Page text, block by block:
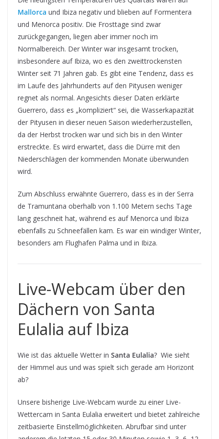
Mallorca und Ibiza negativ und blieben auf Formentera
und Menorca positiv. Die Frosttage sind zwar
zurückgegangen, liegen aber immer noch im
Normalbereich. Der Winter war insgesamt trocken,
insbesondere auf Ibiza, wo es den zweittrockensten
Winter seit 71 Jahren gab. Es gibt eine Tendenz, dass es
im Laufe des Jahrhunderts auf den Pityusen weniger
regnet als normal. Angesichts dieser Daten erklärte
Guerrero, dass es „kompliziert“ sei, die Wasserkapazität
der Pityusen in dieser neuen Saison wiederherzustellen,
da der Herbst trocken war und sich bis in den Winter
erstreckte. Es wird erwartet, dass die Dürre mit den
Niederschlägen der kommenden Monate überwunden
wird.
Zum Abschluss erwähnte Guerrero, dass es in der Serra
de Tramuntana oberhalb von 1.100 Metern sechs Tage
lang geschneit hat, während es auf Menorca und Ibiza
ebenfalls zu Schneefällen kam. Es war ein windiger Winter,
besonders am Flughafen Palma und in Ibiza.
Live-Webcam über den
Dächern von Santa
Eulalia auf Ibiza
Wie ist das aktuelle Wetter in Santa Eulalia? Wie sieht
der Himmel aus und was spielt sich gerade am Horizont
ab?
Unsere bisherige Live-Webcam wurde zu einer Live-
Wettercam in Santa Eulalia erweitert und bietet zahlreiche
zeitbasierte Einstellmöglichkeiten. Abrufbar sind unter